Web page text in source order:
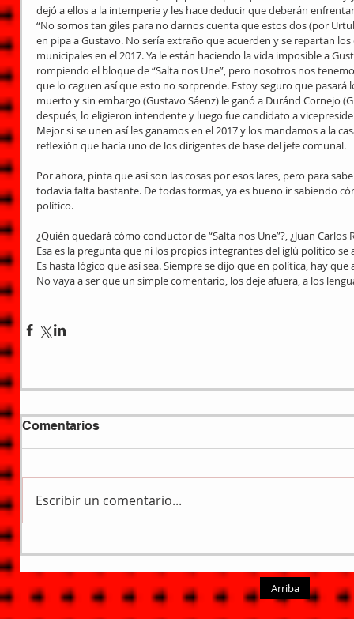
dejó a ellos a la intemperie y les hace deducir que deberán
“No somos tan giles para no darnos cuenta que estos dos (por
en pipa a Gustavo. No sería extraño que acuerden y se repartan
municipales en el 2017. Ya le están haciendo la vida imposible a
rompiendo el bloque de “Salta nos Une”, pero nosotros nos
que lo caguen así que esto no sorprende. Estoy seguro que
muerto y sin embargo (Gustavo Sáenz) le ganó a Duránd Cornejo
después, lo eligieron intendente y luego fue candidato a
Mejor si se unen así les ganamos en el 2017 y los mandamos a la
reflexión que hacía uno de los dirigentes de base del jefe comunal.
Por ahora, pinta que así son las cosas por esos lares, pero para
todavía falta bastante. De todas formas, ya es bueno ir sabiendo
político.
¿Quién quedará cómo conductor de “Salta nos Une”?, ¿Juan Carlos
Esa es la pregunta que ni los propios integrantes del iglú político
Es hasta lógico que así sea. Siempre se dijo que en política, hay
No vaya a ser que un simple comentario, los deje afuera, a los
Comentarios
Escribir un comentario...
Arriba